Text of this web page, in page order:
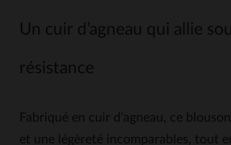
Un cuir d’agneau qui allie
résistance
Fabriqué en cuir d’agneau, ce
et une légèreté incomparables, tout